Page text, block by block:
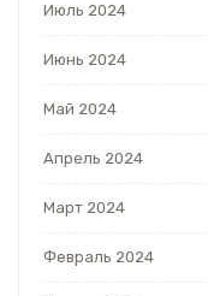
Июль 2024
Июнь 2024
Май 2024
Апрель 2024
Март 2024
Февраль 2024